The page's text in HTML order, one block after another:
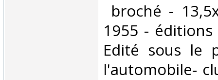
broché -
1955 - éditions
Edité sous le
l'automobile-